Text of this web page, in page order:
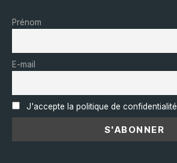
Prénom
E-mail
J'accepte la politique de confidentialité